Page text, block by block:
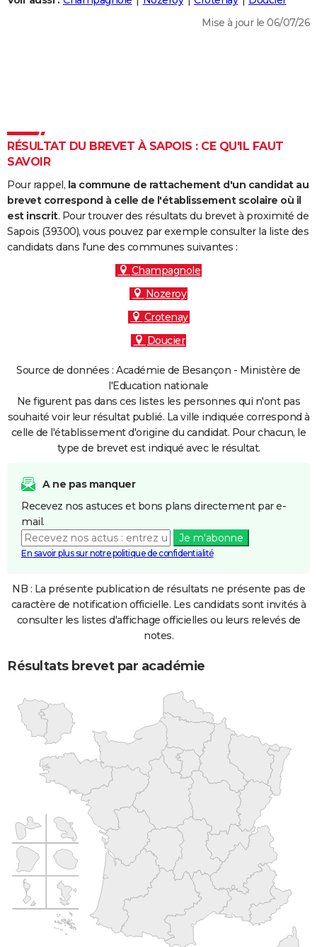
DICTIONNAIRE
Dictionnaire
Biographies
Citations
Expressions
Proverbes
PROGRAMME TV
COPAINS D'AVANT
S'inscrire
Se connecter
Lycées
Collèges
Primaires
Universités
Entreprises
Service militaire
Avis de recherche
AVIS DE DÉCÈS
FORUM
Mise à jour le 06/07/26
RÉSULTAT DU BREVET À SAPOIS : CE QU'IL FAUT
SAVOIR
Pour rappel, la commune de rattachement d'un candidat au
brevet correspond à celle de l'établissement scolaire où il
est inscrit. Pour trouver des résultats du brevet à proximité de
Sapois (39300), vous pouvez par exemple consulter la liste des
candidats dans l'une des communes suivantes :
Champagnole
Nozeroy
Crotenay
Doucier
Source de données : Académie de Besançon - Ministère de
l'Education nationale
Ne figurent pas dans ces listes les personnes qui n'ont pas
souhaité voir leur résultat publié. La ville indiquée correspond à
celle de l'établissement d'origine du candidat. Pour chacun, le
type de brevet est indiqué avec le résultat.
A ne pas manquer
Recevez nos astuces et bons plans directement par e-
mail.
Je m'abonne
En savoir plus sur notre politique de confidentialité
NB : La présente publication de résultats ne présente pas de
caractère de notification officielle. Les candidats sont invités à
consulter les listes d'affichage officielles ou leurs relevés de
notes.
Résultats brevet par académie